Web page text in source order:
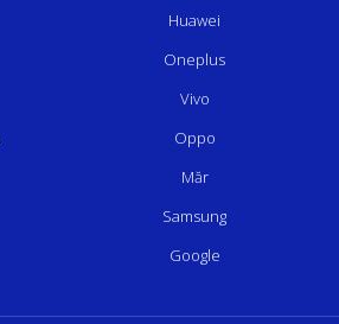
Huawei
Oneplus
Vivo
Oppo
Măr
Samsung
Google